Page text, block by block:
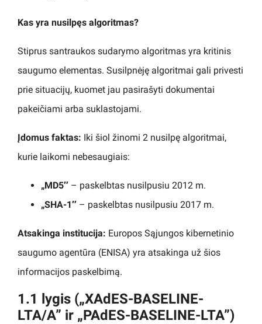
Kas yra nusilpęs algoritmas?
Stiprus santraukos sudarymo algoritmas yra kritinis
saugumo elementas. Susilpnėję algoritmai gali privesti
prie situacijų, kuomet jau pasirašyti dokumentai
pakeičiami arba suklastojami.
Įdomus faktas: Iki šiol žinomi 2 nusilpę algoritmai,
kurie laikomi nebesaugiais:
„MD5″ – paskelbtas nusilpusiu 2012 m.
„SHA-1″ – paskelbtas nusilpusiu 2017 m.
Atsakinga institucija: Europos Sąjungos kibernetinio
saugumo agentūra (ENISA) yra atsakinga už šios
informacijos paskelbimą.
1.1 lygis („XAdES-BASELINE-
LTA/A” ir „PAdES-BASELINE-LTA”)